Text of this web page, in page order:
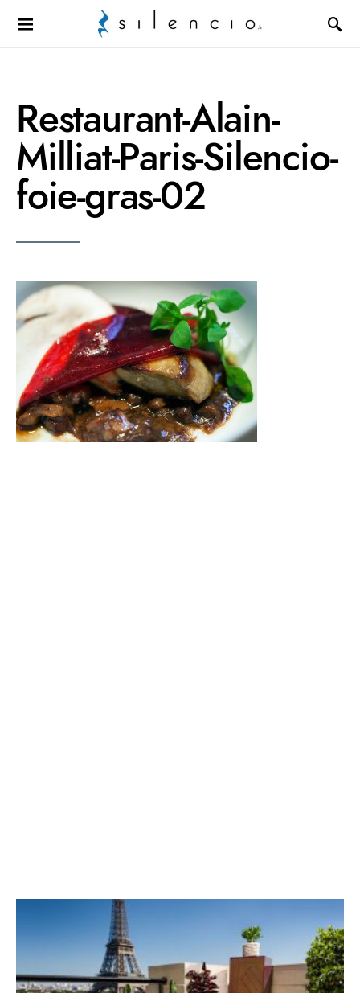
Search for:
Restaurant-Alain-
Milliat-Paris-Silencio-
foie-gras-02